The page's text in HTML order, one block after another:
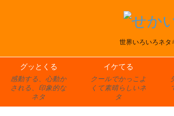
世界いろいろネタ
グッとくる
感動する、心動か
される、印象的な
ネタ
イケてる
クールでかっこよ
くて素晴らしいネ
タ